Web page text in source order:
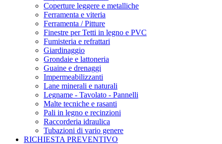
Coperture leggere e metalliche
Ferramenta e viteria
Ferramenta / Pitture
Finestre per Tetti in legno e PVC
Fumisteria e refrattari
Giardinaggio
Grondaie e lattoneria
Guaine e drenaggi
Impermeabilizzanti
Lane minerali e naturali
Legname - Tavolato - Pannelli
Malte tecniche e rasanti
Pali in legno e recinzioni
Raccorderia idraulica
Tubazioni di vario genere
RICHIESTA PREVENTIVO